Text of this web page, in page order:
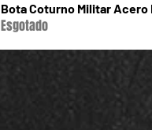
Bota Coturno Militar
Esgotado